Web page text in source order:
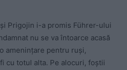
Prigojin i-a promis Führer-ului
nu se va întoarce acasă
amenințare pentru ruși,
cu totul alta. Pe alocuri, foștii